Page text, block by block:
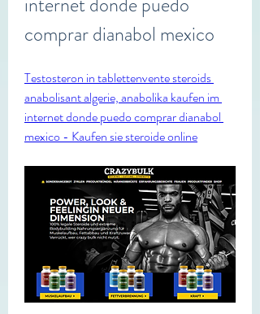
comprar dianabol mexico
Testosteron in tablettenvente steroids
anabolisant algerie, anabolika kaufen im
internet donde puedo comprar dianabol
mexico - Kaufen sie steroide online